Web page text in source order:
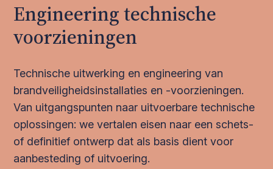
Engineering technische
voorzieningen
Technische uitwerking en engineering van
brandveiligheidsinstallaties en -voorzieningen.
Van uitgangspunten naar uitvoerbare technische
oplossingen: we vertalen eisen naar een schets-
of definitief ontwerp dat als basis dient voor
aanbesteding of uitvoering.